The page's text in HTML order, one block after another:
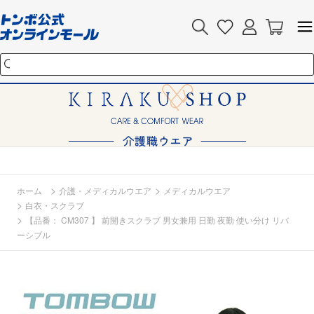
ホーム > 介護・メディカルウエア > メディカルウエア
> 白衣・スクラブ
>
【品番： CM307 】 前開きスクラブ 男女兼用 日勤 夜勤 使い分け リバ
ーシブル